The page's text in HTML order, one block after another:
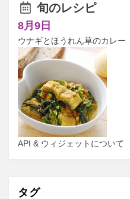
旬のレシピ
8月9日
ウナギとほうれん草のカレー
API & ウィジェットについて
タグ